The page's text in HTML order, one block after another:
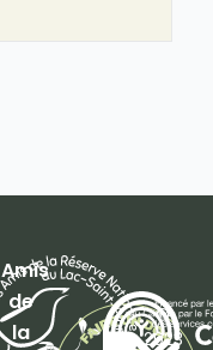
Amis
de
la
©
2023